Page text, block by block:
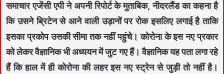
समाचार एजेंसी एपी ने अपनी रिपोर्ट के मुताबिक, नीदरलैंड का कहना है
कि उसने ब्रिटेन से आने वाली उड़ानों पर रोक इसलिए लगाई है ताकि
इसका प्रकोप उसकी सीमा तक नहीं पहुंचे। कोरोना के इस नए प्रकार
को लेकर वैज्ञानिक भी अध्‍ययन में जुट गए हैं। वैज्ञानिक यह पता लगा रहे
हैं कि हाल में ही कोरोना की लहर इस नए स्‍ट्रेन से जुड़ी तो नहीं है।